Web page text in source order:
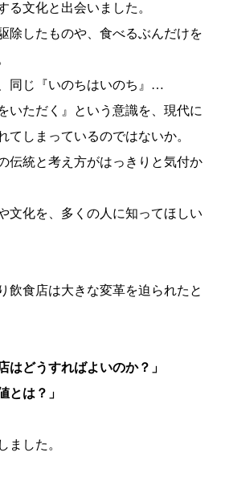
る文化と出会いました。
除したものや、食べるぶんだけを
同じ『いのちはいのち』…
いただく』という意識を、現代に
てしまっているのではないか。
伝統と考え方がはっきりと気付か
文化を、多くの人に知ってほしい
飲食店は大きな変革を迫られたと
はどうすればよいのか？」
とは？」
ました。